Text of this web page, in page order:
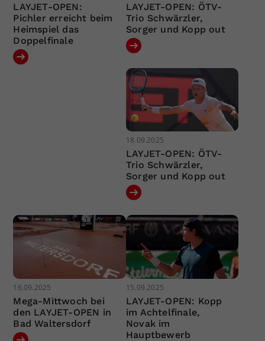
LAYJET-OPEN:
Pichler erreicht beim
Heimspiel das
Doppelfinale
LAYJET-OPEN: ÖTV-
Trio Schwärzler,
Sorger und Kopp out
18.09.2025
LAYJET-OPEN: ÖTV-
Trio Schwärzler,
Sorger und Kopp out
16.09.2025
Mega-Mittwoch bei
den LAYJET-OPEN in
Bad Waltersdorf
15.09.2025
LAYJET-OPEN: Kopp
im Achtelfinale,
Novak im
Hauptbewerb